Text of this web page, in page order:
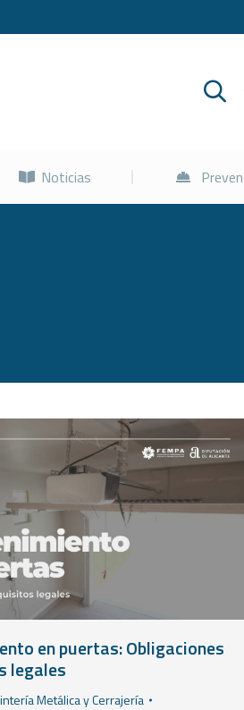
Noticias
en puertas: Obligaciones
legales
Metálica y Cerrajería
Servicios Noticias